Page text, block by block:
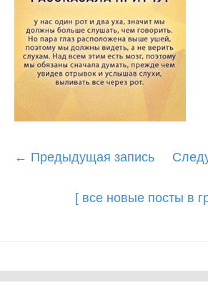
Post
← Предыдущая запись
[ все новые посты в